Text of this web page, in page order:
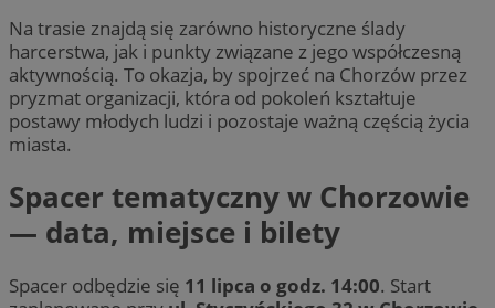
Na trasie znajdą się zarówno historyczne ślady
harcerstwa, jak i punkty związane z jego współczesną
aktywnością. To okazja, by spojrzeć na Chorzów przez
pryzmat organizacji, która od pokoleń kształtuje
postawy młodych ludzi i pozostaje ważną częścią życia
miasta.
Spacer tematyczny w Chorzowie
— data, miejsce i bilety
Spacer odbędzie się 11 lipca o godz. 14:00. Start